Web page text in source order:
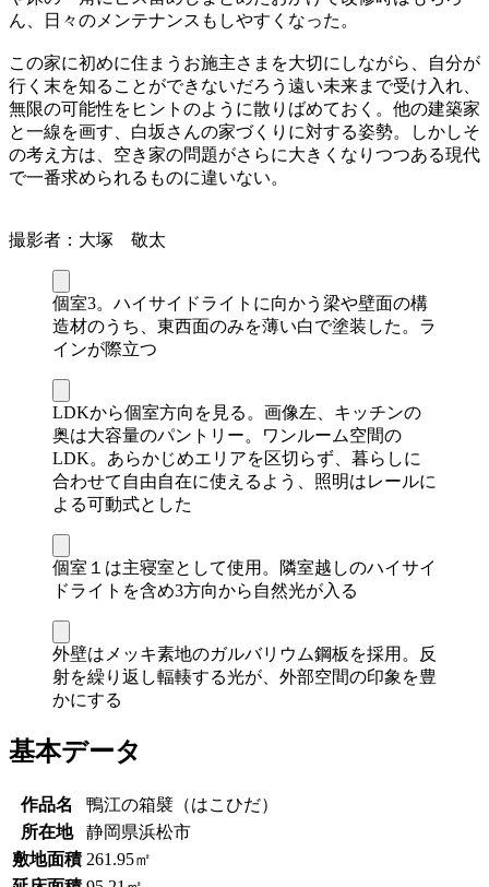
ん、日々のメンテナンスもしやすくなった。
この家に初めに住まうお施主さまを大切にしながら、自分が
行く末を知ることができないだろう遠い未来まで受け入れ、
無限の可能性をヒントのように散りばめておく。他の建築家
と一線を画す、白坂さんの家づくりに対する姿勢。しかしそ
の考え方は、空き家の問題がさらに大きくなりつつある現代
で一番求められるものに違いない。
撮影者：大塚 敬太
個室3。ハイサイドライトに向かう梁や壁面の構
造材のうち、東西面のみを薄い白で塗装した。ラ
インが際立つ
LDKから個室方向を見る。画像左、キッチンの
奥は大容量のパントリー。ワンルーム空間の
LDK。あらかじめエリアを区切らず、暮らしに
合わせて自由自在に使えるよう、照明はレールに
よる可動式とした
個室１は主寝室として使用。隣室越しのハイサイ
ドライトを含め3方向から自然光が入る
外壁はメッキ素地のガルバリウム鋼板を採用。反
射を繰り返し輻輳する光が、外部空間の印象を豊
かにする
基本データ
作品名
鴨江の箱襞（はこひだ）
所在地
静岡県浜松市
敷地面積 261.95㎡